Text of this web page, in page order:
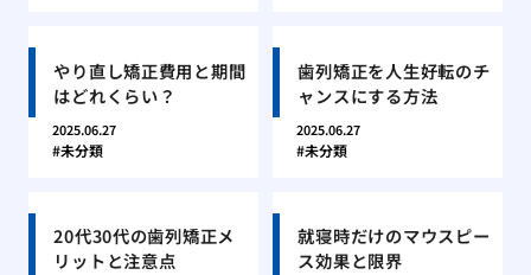
やり直し矯正費用と期間
はどれくらい？
2025.06.27
未分類
歯列矯正を人生好転のチ
ャンスにする方法
2025.06.27
未分類
20代30代の歯列矯正メ
リットと注意点
就寝時だけのマウスピー
ス効果と限界